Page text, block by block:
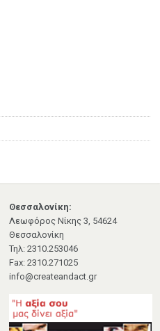
Θεσσαλονίκη:
Λεωφόρος Νίκης 3, 54624
Θεσσαλονίκη
Τηλ: 2310.253046
Fax: 2310.271025
info@createandact.gr